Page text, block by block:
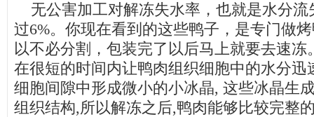
无公害加工对解冻失水率，也就是水分流
过6%。你现在看到的这些鸭子，是专门做
以不必分割，包装完了以后马上就要去速冻
在很短的时间内让鸭肉组织细胞中的水分迅
细胞间隙中形成微小的小冰晶, 这些冰晶生
组织结构,所以解冻之后,鸭肉能够比较完整